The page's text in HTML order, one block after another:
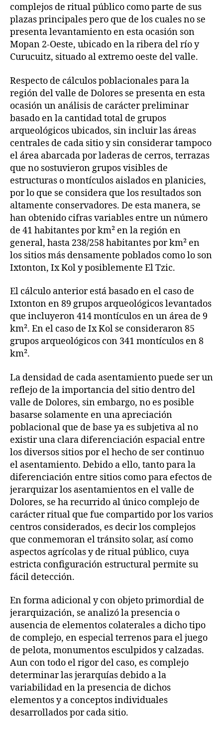
complejos de ritual público como parte de sus
plazas principales pero que de los cuales no se
presenta levantamiento en esta ocasión son
Mopan 2-Oeste, ubicado en la ribera del río y
Curucuitz, situado al extremo oeste del valle.
Respecto de cálculos poblacionales para la
región del valle de Dolores se presenta en esta
ocasión un análisis de carácter preliminar
basado en la cantidad total de grupos
arqueológicos ubicados, sin incluir las áreas
centrales de cada sitio y sin considerar tampoco
el área abarcada por laderas de cerros, terrazas
que no sostuvieron grupos visibles de
estructuras o montículos aislados en planicies,
por lo que se considera que los resultados son
altamente conservadores. De esta manera, se
han obtenido cifras variables entre un número
de 41 habitantes por km² en la región en
general, hasta 238/258 habitantes por km² en
los sitios más densamente poblados como lo son
Ixtonton, Ix Kol y posiblemente El Tzic.
El cálculo anterior está basado en el caso de
Ixtonton en 89 grupos arqueológicos levantados
que incluyeron 414 montículos en un área de 9
km². En el caso de Ix Kol se consideraron 85
grupos arqueológicos con 341 montículos en 8
km².
La densidad de cada asentamiento puede ser un
reflejo de la importancia del sitio dentro del
valle de Dolores, sin embargo, no es posible
basarse solamente en una apreciación
poblacional que de base ya es subjetiva al no
existir una clara diferenciación espacial entre
los diversos sitios por el hecho de ser continuo
el asentamiento. Debido a ello, tanto para la
diferenciación entre sitios como para efectos de
jerarquizar los asentamientos en el valle de
Dolores, se ha recurrido al único complejo de
carácter ritual que fue compartido por los varios
centros considerados, es decir los complejos
que conmemoran el tránsito solar, así como
aspectos agrícolas y de ritual público, cuya
estricta configuración estructural permite su
fácil detección.
En forma adicional y con objeto primordial de
jerarquización, se analizó la presencia o
ausencia de elementos colaterales a dicho tipo
de complejo, en especial terrenos para el juego
de pelota, monumentos esculpidos y calzadas.
Aun con todo el rigor del caso, es complejo
determinar las jerarquías debido a la
variabilidad en la presencia de dichos
elementos y a conceptos individuales
desarrollados por cada sitio.